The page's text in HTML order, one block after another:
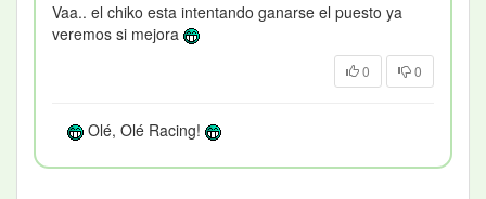
Vaa.. el chiko esta intentando ganarse el puesto ya
veremos si mejora
0 0
Olé, Olé Racing!